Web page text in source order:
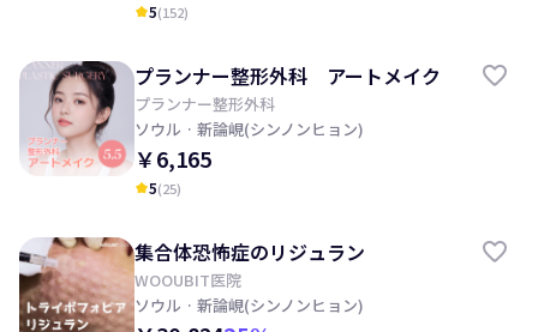
kid_star5(152)
プランナー整形外科 アートメイク
プランナー整形外科
ソウル · 新論峴(シンノンヒョン)
￥6,165
kid_star5(25)
集合体恐怖症のリジュラン
WOOUBIT医院
ソウル · 新論峴(シンノンヒョン)